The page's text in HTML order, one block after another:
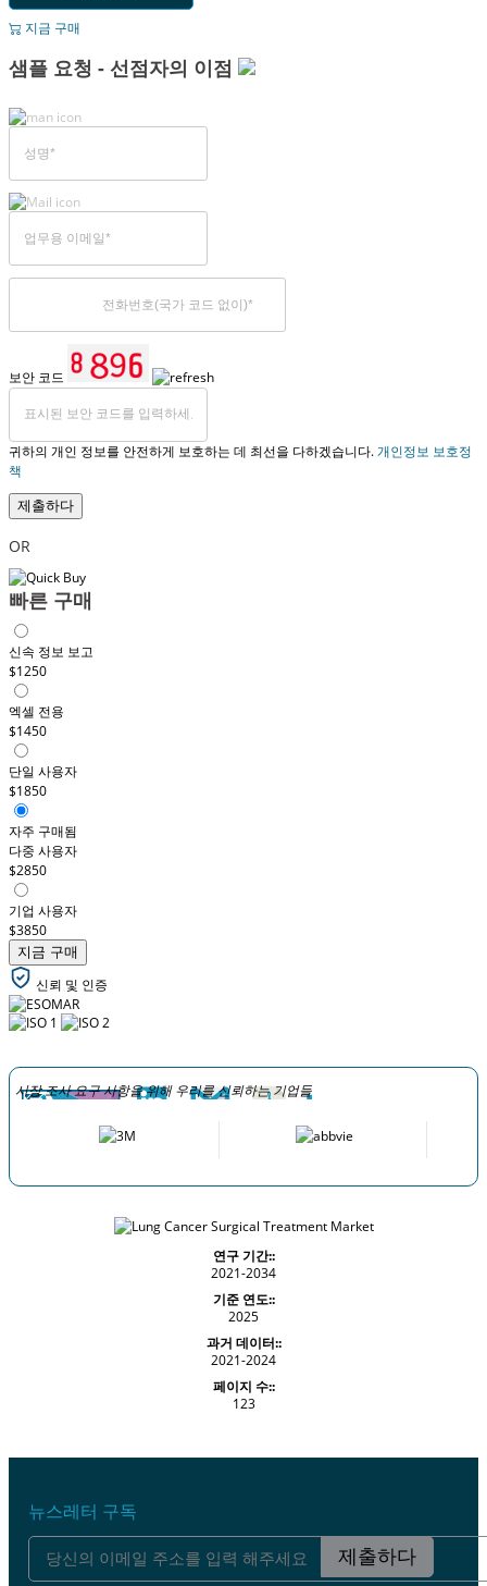
지금 구매
샘플 요청 - 선점자의 이점
보안 코드
귀하의 개인 정보를 안전하게 보호하는 데 최선을 다하겠습니다.개인정보 보호정
책
제출하다
OR
빠른 구매
신속 정보 보고
$1250
엑셀 전용
$1450
단일 사용자
$1850
자주 구매됨
다중 사용자
$2850
기업 사용자
$3850
지금 구매
신뢰 및 인증
시장 조사 요구 사항을 위해 우리를 신뢰하는 기업들
연구 기간::
2021-2034
기준 연도::
2025
과거 데이터::
2021-2024
페이지 수::
123
뉴스레터 구독
제출하다